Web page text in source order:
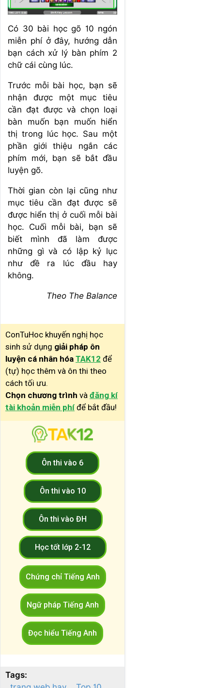
Có 30 bài học gõ 10 ngón
miễn phí ở đây, hướng dẫn
bạn cách xử lý bàn phím 2
chữ cái cùng lúc.
Trước mỗi bài học, bạn sẽ
nhận được một mục tiêu
cần đạt được và chọn loại
bàn muốn bạn muốn hiển
thị trong lúc học. Sau một
phần giới thiệu ngắn các
phím mới, bạn sẽ bắt đầu
luyện gõ.
Thời gian còn lại cũng như
mục tiêu cần đạt được sẽ
được hiển thị ở cuối mỗi bài
học. Cuối mỗi bài, bạn sẽ
biết mình đã làm được
những gì và có lập kỷ lục
như đề ra lúc đầu hay
không.
Theo The Balance
ConTuHoc khuyến nghị học
sinh sử dụng giải pháp ôn
luyện cá nhân hóa TAK12 để
(tự) học thêm và ôn thi theo
cách tối ưu.
Chọn chương trình và đăng kí
tài khoản miễn phí để bắt đầu!
Ôn thi vào 6
Ôn thi vào 10
Ôn thi vào ĐH
Học tốt lớp 2-12
Chứng chỉ Tiếng Anh
Ngữ pháp Tiếng Anh
Đọc hiểu Tiếng Anh
Tags: